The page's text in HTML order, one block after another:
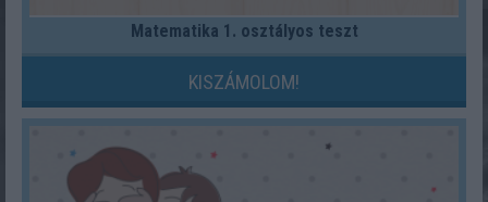
Matematika 1. osztályos teszt
KISZÁMOLOM!